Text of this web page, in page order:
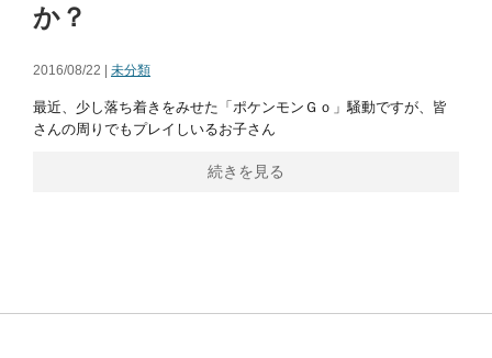
か？
2016/08/22 | 未分類
最近、少し落ち着きをみせた「ポケンモンＧｏ」騒動ですが、皆
さんの周りでもプレイしいるお子さん
続きを見る